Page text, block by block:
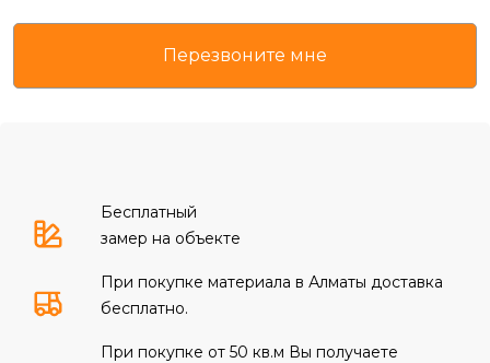
Бесплатный
замер на объекте
При покупке материала в Алматы доставка
бесплатно.
При покупке от 50 кв.м Вы получаете